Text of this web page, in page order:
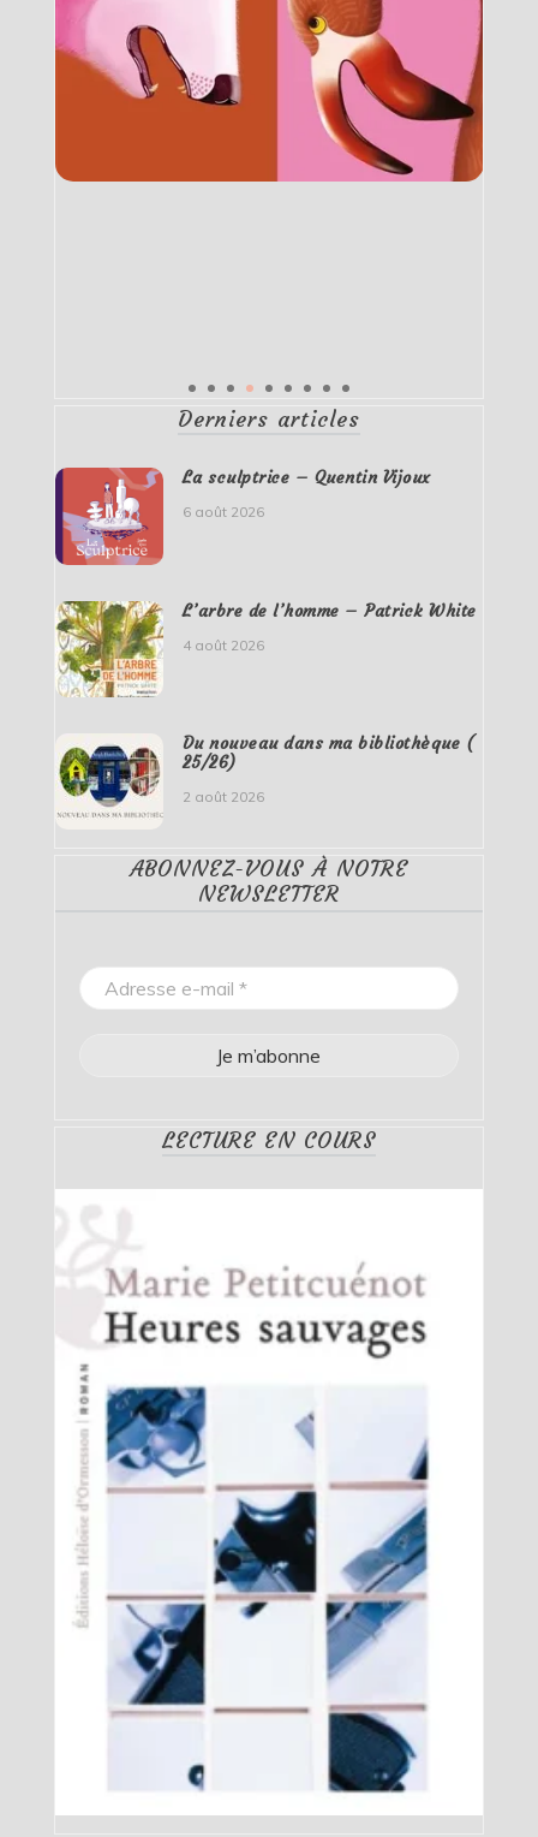
Derniers articles
La sculptrice – Quentin Vijoux
6 août 2026
L’arbre de l’homme – Patrick White
4 août 2026
Du nouveau dans ma bibliothèque (
25/26)
2 août 2026
ABONNEZ-VOUS À NOTRE
NEWSLETTER
LECTURE EN COURS